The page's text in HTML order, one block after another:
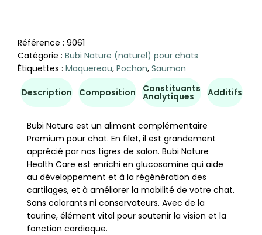
Référence : 9061
Catégorie : Bubi Nature (naturel) pour chats
Étiquettes : Maquereau, Pochon, Saumon
Description Composition Constituants
Analytiques Additifs
Bubi Nature est un aliment complémentaire
Premium pour chat. En filet, il est grandement
apprécié par nos tigres de salon. Bubi Nature
Health Care est enrichi en glucosamine qui aide
au développement et à la régénération des
cartilages, et à améliorer la mobilité de votre chat.
Sans colorants ni conservateurs. Avec de la
taurine, élément vital pour soutenir la vision et la
fonction cardiaque.